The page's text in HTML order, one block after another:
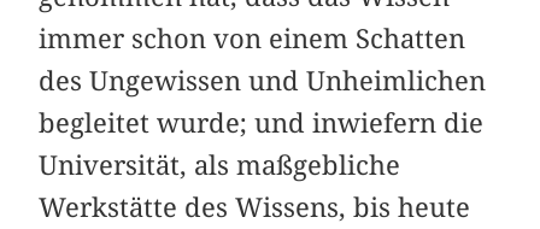
immer schon von einem Schatten
des Ungewissen und Unheimlichen
begleitet wurde; und inwiefern die
Universität, als maßgebliche
Werkstätte des Wissens, bis heute